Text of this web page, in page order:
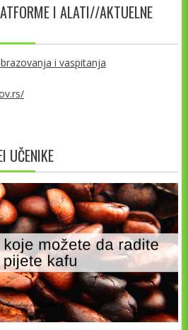
I ALATI//AKTUELNE
i vaspitanja
UČENIKE